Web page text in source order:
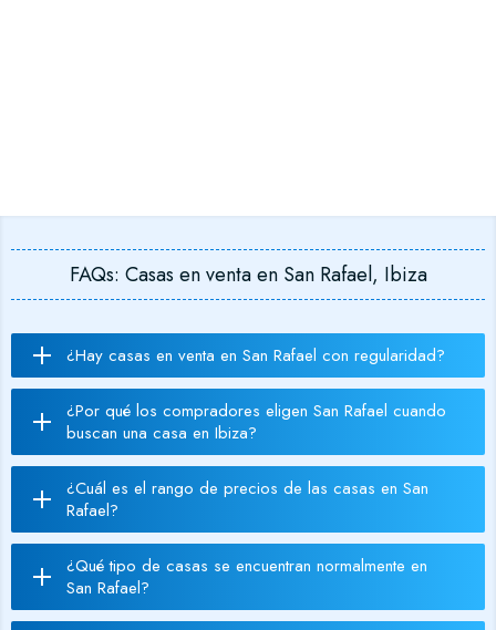
FAQs: Casas en venta en San Rafael, Ibiza
¿Hay casas en venta en San Rafael con regularidad?
¿Por qué los compradores eligen San Rafael cuando
buscan una casa en Ibiza?
¿Cuál es el rango de precios de las casas en San
Rafael?
¿Qué tipo de casas se encuentran normalmente en
San Rafael?